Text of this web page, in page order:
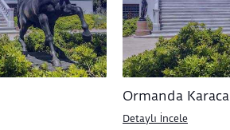
renk ve perspektife olan
açıklar. 1897–1898 tarihli
Natürmort', bu tutarlı pratiğin
bir örneğini oluşturur.
Ormanda Karaca
Detaylı İncele